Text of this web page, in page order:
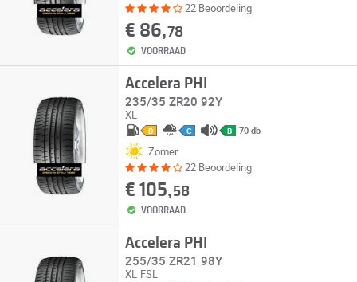
22 Beoordeling
€ 86,78
VOORRAAD
Accelera PHI
235/35 ZR20 92Y
XL
D C B 70 db
Zomer
22 Beoordeling
€ 105,58
VOORRAAD
Accelera PHI
255/35 ZR21 98Y
XL FSL